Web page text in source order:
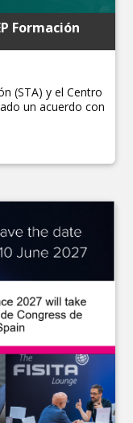
Formación
(STA) y el Centro
un acuerdo con